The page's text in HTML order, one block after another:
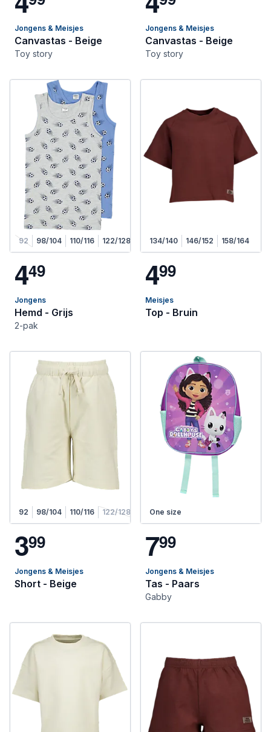
Jongens & Meisjes
Canvastas - Beige
Toy story
Jongens & Meisjes
Canvastas - Beige
Toy story
92 98/104 110/116 122/128
449
Jongens
Hemd - Grijs
2-pak
134/140 146/152 158/164
499
Meisjes
Top - Bruin
92 98/104 110/116 122/128
399
Jongens & Meisjes
Short - Beige
One size
799
Jongens & Meisjes
Tas - Paars
Gabby